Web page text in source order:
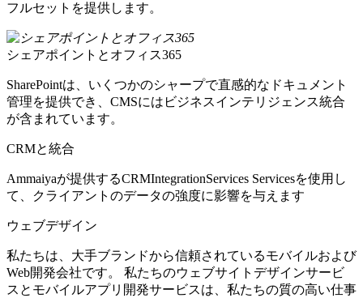
フルセットを提供します。
シェアポイントとオフィス365
SharePointは、いくつかのシャープで直感的なドキュメント
管理を提供でき、CMSにはビジネスインテリジェンス統合
が含まれています。
CRMと統合
Ammaiyaが提供するCRMIntegrationServices Servicesを使用し
て、クライアントのデータの強度に影響を与えます
ウェブデザイン
私たちは、大手ブランドから信頼されているモバイルおよび
Web開発会社です。 私たちのウェブサイトデザインサービ
スとモバイルアプリ開発サービスは、私たちの質の高い仕事